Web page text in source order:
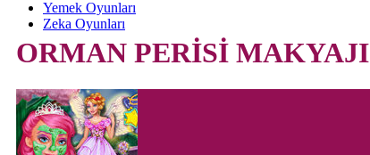
Yemek Oyunları
Zeka Oyunları
ORMAN PERİSİ MAKYAJI